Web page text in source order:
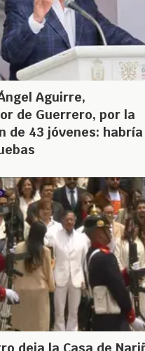
Aguirre,
de Guerrero, por la
de 43 jóvenes: habría